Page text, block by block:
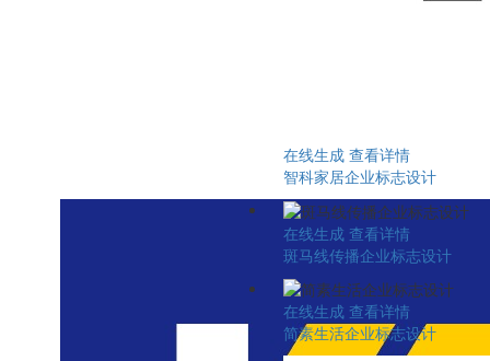
在线生成 查看详情
智科家居企业标志设计
在线生成 查看详情
斑马线传播企业标志设计
在线生成 查看详情
简素生活企业标志设计